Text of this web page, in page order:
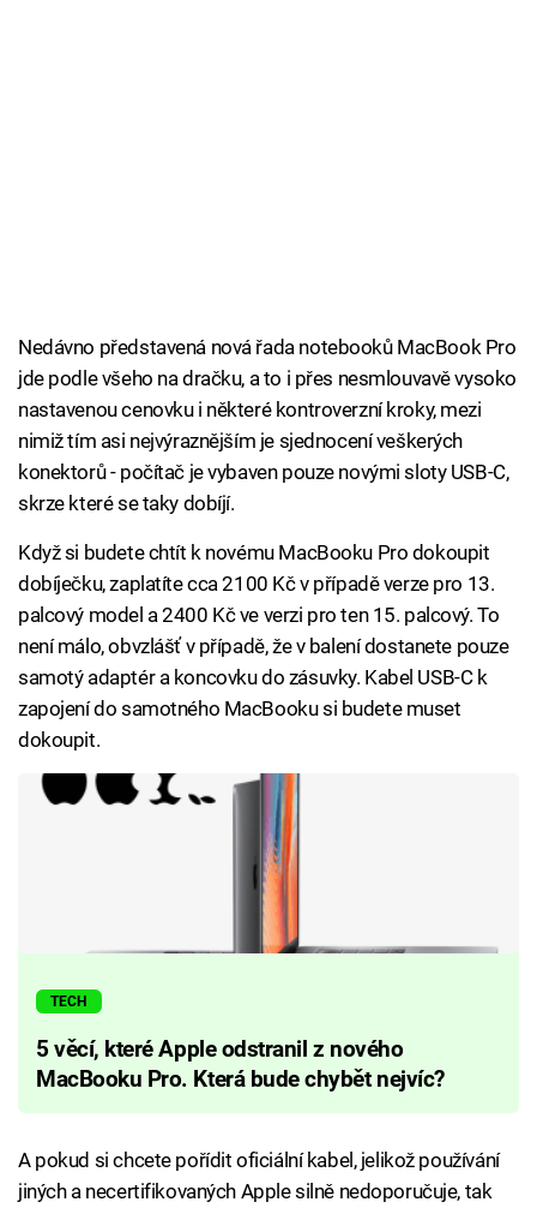
Nedávno představená nová řada notebooků MacBook Pro
jde podle všeho na dračku, a to i přes nesmlouvavě vysoko
nastavenou cenovku i některé kontroverzní kroky, mezi
nimiž tím asi nejvýraznějším je sjednocení veškerých
konektorů - počítač je vybaven pouze novými sloty USB-C,
skrze které se taky dobíjí.
Když si budete chtít k novému MacBooku Pro dokoupit
dobíječku, zaplatíte cca 2100 Kč v případě verze pro 13.
palcový model a 2400 Kč ve verzi pro ten 15. palcový. To
není málo, obvzlášť v případě, že v balení dostanete pouze
samotý adaptér a koncovku do zásuvky. Kabel USB-C k
zapojení do samotného MacBooku si budete muset
dokoupit.
TECH
5 věcí, které Apple odstranil z nového
MacBooku Pro. Která bude chybět nejvíc?
A pokud si chcete pořídit oficiální kabel, jelikož používání
jiných a necertifikovaných Apple silně nedoporučuje, tak